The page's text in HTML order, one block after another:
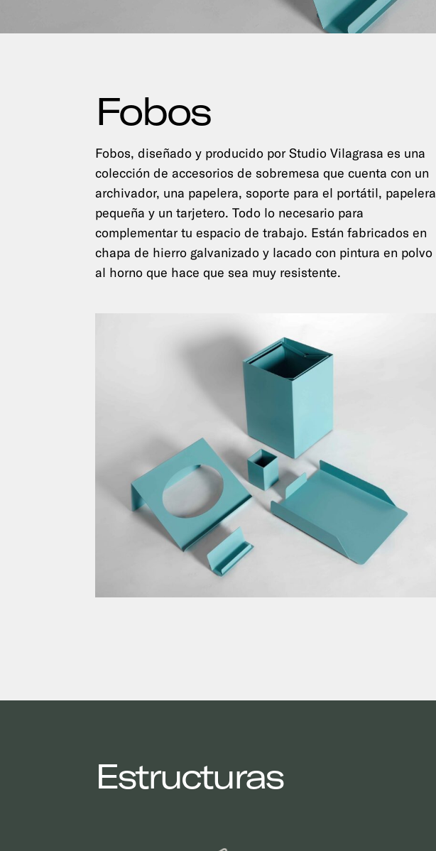
Fobos
Fobos, diseñado y producido por Studio Vilagrasa es una
colección de accesorios de sobremesa que cuenta con un
archivador, una papelera, soporte para el portátil, papelera
pequeña y un tarjetero. Todo lo necesario para
complementar tu espacio de trabajo. Están fabricados en
chapa de hierro galvanizado y lacado con pintura en polvo
al horno que hace que sea muy resistente.
Estructuras